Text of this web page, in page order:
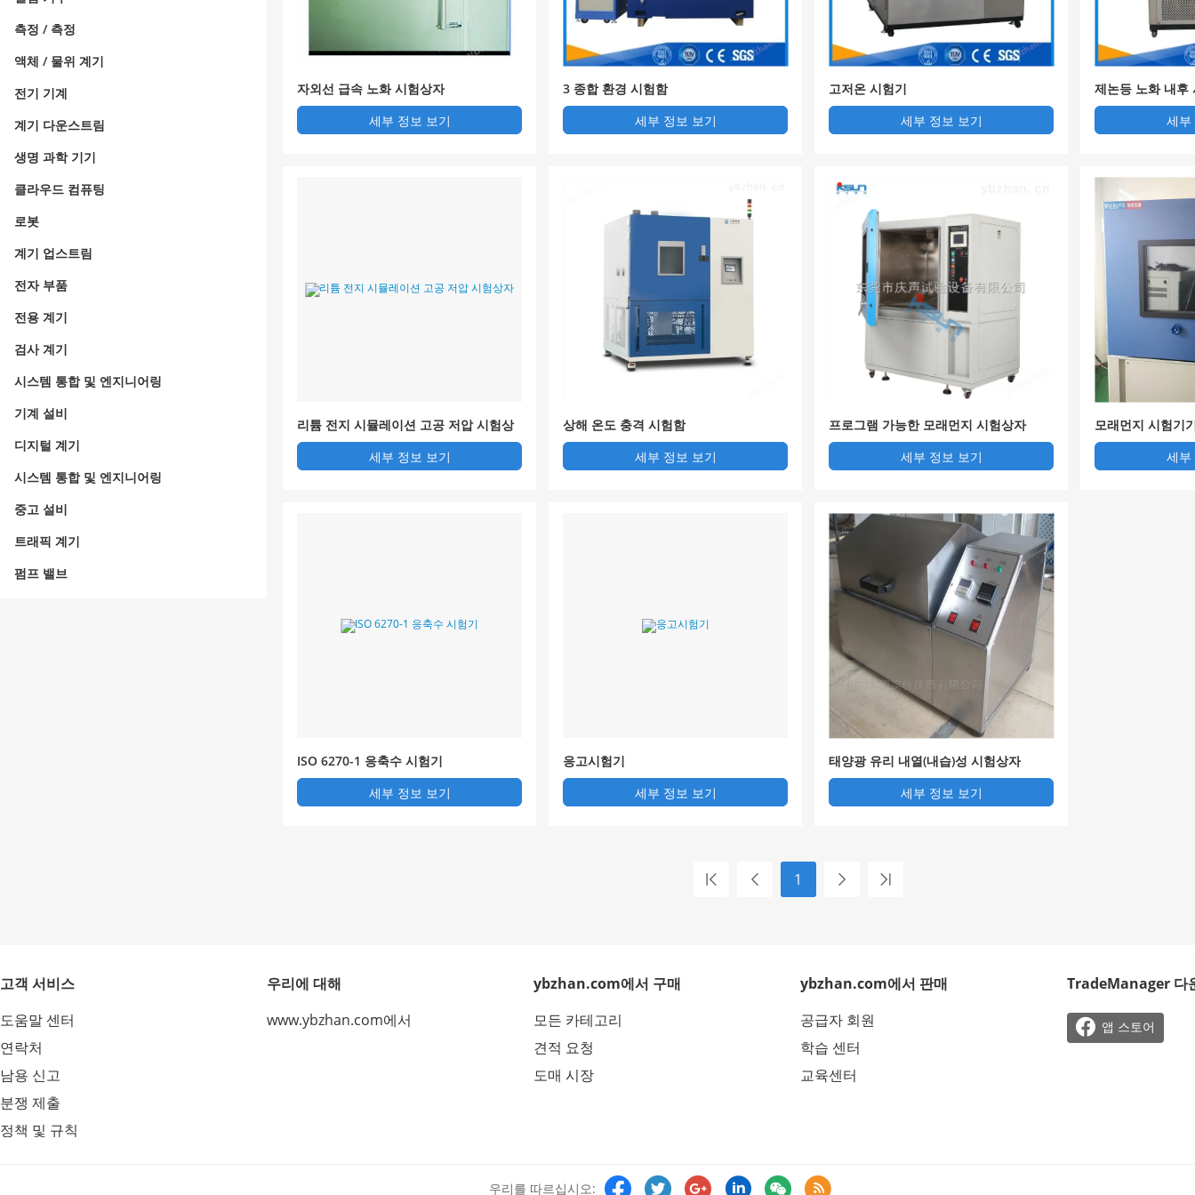
측정 / 측정
액체 / 물위 계기
전기 기계
계기 다운스트림
생명 과학 기기
클라우드 컴퓨팅
로봇
계기 업스트림
전자 부품
전용 계기
검사 계기
시스템 통합 및 엔지니어링
기계 설비
디지털 계기
시스템 통합 및 엔지니어링
중고 설비
트래픽 계기
펌프 밸브
자외선 급속 노화 시험상자
세부 정보 보기
3 종합 환경 시험함
세부 정보 보기
고저온 시험기
세부 정보 보기
제논등 노화 내후
세부
리튬 전지 시뮬레이션 고공 저압 시험상
자
세부 정보 보기
상해 온도 충격 시험함
세부 정보 보기
프로그램 가능한 모래먼지 시험상자
세부 정보 보기
모래먼지 시험기
세부
ISO 6270-1 응축수 시험기
세부 정보 보기
응고시험기
세부 정보 보기
태양광 유리 내열(내습)성 시험상자
세부 정보 보기
1
고객 서비스
도움말 센터
연락처
남용 신고
분쟁 제출
정책 및 규칙
우리에 대해
www.ybzhan.com에서
ybzhan.com에서 구매
모든 카테고리
견적 요청
도매 시장
ybzhan.com에서 판매
공급자 회원
학습 센터
교육센터
TradeManager 다
 앱 스토어
우리를 따르십시오:      